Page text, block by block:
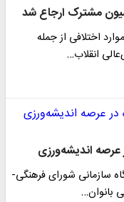
اختلافی از جمله
عرصه اندیشه‌ورزی
سازمانی شورای فرهنگی-
بانوان…